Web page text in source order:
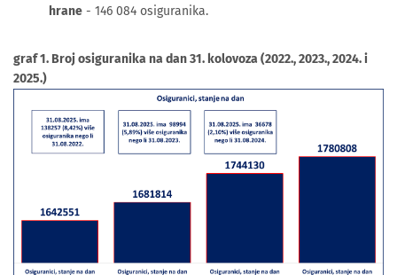
hrane - 146 084 osiguranika.
graf 1. Broj osiguranika na dan 31. kolovoza (2022., 2023., 2024. i
2025.)